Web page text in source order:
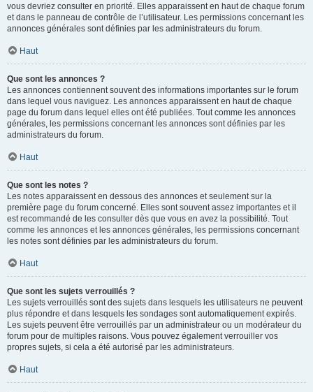
vous devriez consulter en priorité. Elles apparaissent en haut de chaque forum
et dans le panneau de contrôle de l’utilisateur. Les permissions concernant les
annonces générales sont définies par les administrateurs du forum.
Haut
Que sont les annonces ?
Les annonces contiennent souvent des informations importantes sur le forum
dans lequel vous naviguez. Les annonces apparaissent en haut de chaque
page du forum dans lequel elles ont été publiées. Tout comme les annonces
générales, les permissions concernant les annonces sont définies par les
administrateurs du forum.
Haut
Que sont les notes ?
Les notes apparaissent en dessous des annonces et seulement sur la
première page du forum concerné. Elles sont souvent assez importantes et il
est recommandé de les consulter dès que vous en avez la possibilité. Tout
comme les annonces et les annonces générales, les permissions concernant
les notes sont définies par les administrateurs du forum.
Haut
Que sont les sujets verrouillés ?
Les sujets verrouillés sont des sujets dans lesquels les utilisateurs ne peuvent
plus répondre et dans lesquels les sondages sont automatiquement expirés.
Les sujets peuvent être verrouillés par un administrateur ou un modérateur du
forum pour de multiples raisons. Vous pouvez également verrouiller vos
propres sujets, si cela a été autorisé par les administrateurs.
Haut